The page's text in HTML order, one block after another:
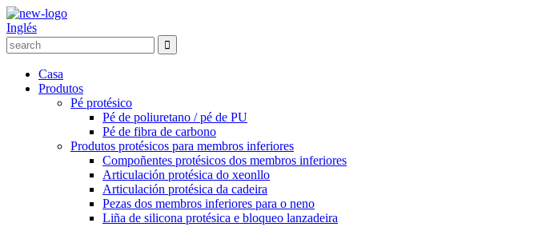
Inglés
Casa
Produtos
Pé protésico
Pé de poliuretano / pé de PU
Pé de fibra de carbono
Produtos protésicos para membros inferiores
Compoñentes protésicos dos membros inferiores
Articulación protésica do xeonllo
Articulación protésica da cadeira
Pezas dos membros inferiores para o neno
Liña de silicona protésica e bloqueo lanzadeira